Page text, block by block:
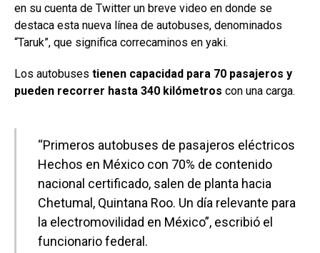
en su cuenta de Twitter un breve video en donde se
destaca esta nueva línea de autobuses, denominados
“Taruk”, que significa correcaminos en yaki.
Los autobuses tienen capacidad para 70 pasajeros y
pueden recorrer hasta 340 kilómetros con una carga.
“Primeros autobuses de pasajeros eléctricos
Hechos en México con 70% de contenido
nacional certificado, salen de planta hacia
Chetumal, Quintana Roo. Un día relevante para
la electromovilidad en México”, escribió el
funcionario federal.